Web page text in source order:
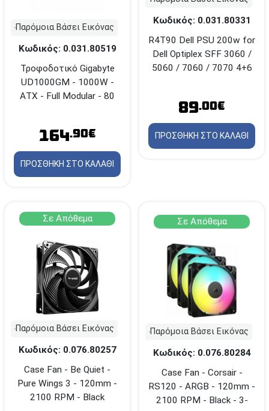
Παρόμοια Βάσει Εικόνας
Κωδικός: 0.031.80519
Τροφοδοτικό Gigabyte
UD1000GM - 1000W -
ΑΤΧ - Full Modular - 80
164.90€
ΠΡΟΣΘΗΚΗ ΣΤΟ ΚΑΛΑΘΙ
Κωδικός: 0.031.80331
R4T90 Dell PSU 200w for
Dell Optiplex SFF 3060 /
5060 / 7060 / 7070 4+6
89.00€
ΠΡΟΣΘΗΚΗ ΣΤΟ ΚΑΛΑΘΙ
Σε Απόθεμα
Παρόμοια Βάσει Εικόνας
Κωδικός: 0.076.80257
Case Fan - Be Quiet -
Pure Wings 3 - 120mm -
2100 RPM - Black
Σε Απόθεμα
Παρόμοια Βάσει Εικόνας
Κωδικός: 0.076.80284
Case Fan - Corsair -
RS120 - ARGB - 120mm -
2100 RPM - Black - 3-